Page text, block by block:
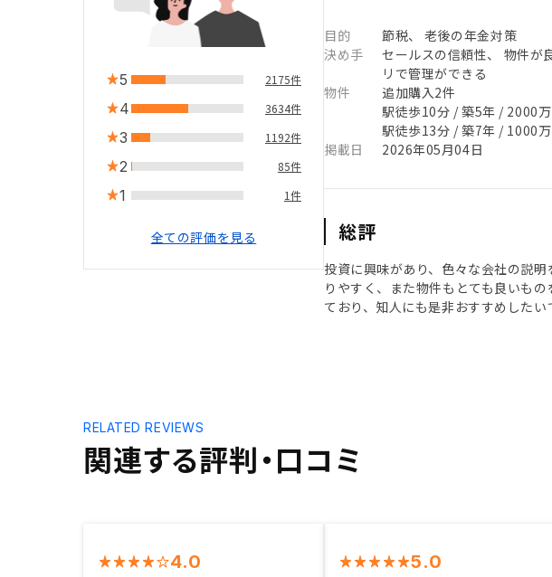
5 2175件
4 3634件
3 1192件
2 85件
1 1件
全ての評価を見る
目的
節税、 老後の年金対策
決め手
セールスの信頼性、 物件が
リで管理ができる
物件
追加購入2件
駅徒歩10分 / 築5年 / 2000
駅徒歩13分 / 築7年 / 1000
掲載日
2026年05月04日
総評
投資に興味があり、色々な会社の説
りやすく、また物件もとても良いも
ており、知人にも是非おすすめしたい
関連する評判・口コミ
RELATED REVIEWS
4.0 5.0